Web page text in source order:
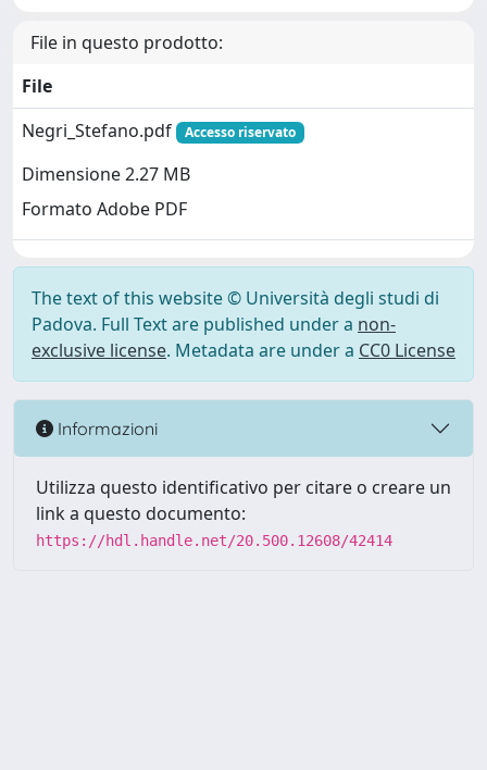
File in questo prodotto:
File
Negri_Stefano.pdf
Accesso riservato
Dimensione 2.27 MB
Formato Adobe PDF
The text of this website © Università degli studi di
Padova. Full Text are published under a non-
exclusive license. Metadata are under a CC0 License
Informazioni
Utilizza questo identificativo per citare o creare un
link a questo documento:
https://hdl.handle.net/20.500.12608/42414